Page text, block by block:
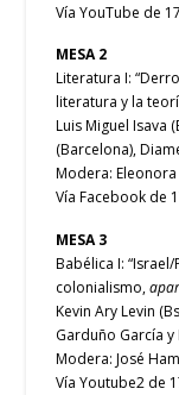
Vía YouTube de
MESA 2
Literatura I:
literatura y la
Luis Miguel Isava
(Barcelona),
Modera:
Vía Facebook de
MESA 3
Babélica I:
colonialismo,
Kevin Ary Levin
Garduño García y
Modera: José
Vía Youtube2 de